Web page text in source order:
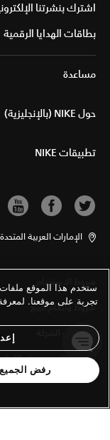
اشترك بنشرتنا
بطاقات الهدايا الرقمية
مساعدة
حول NIKE (بالإنجليزية)
تطبيقات NIKE
الإمارات العربية المتحدة
شروط الاستخدام
شروط وأحكام البيع
معلومات الشركة
سياسة الخصوصية
ستخدم هذا الموقع
تجربة على موقعنا.
رفض الجميع